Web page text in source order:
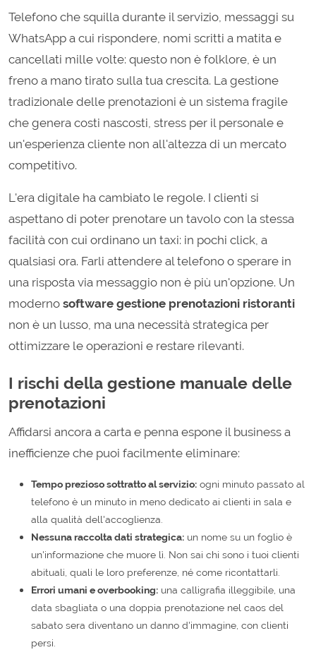
Telefono che squilla durante il servizio, messaggi su
WhatsApp a cui rispondere, nomi scritti a matita e
cancellati mille volte: questo non è folklore, è un
freno a mano tirato sulla tua crescita. La gestione
tradizionale delle prenotazioni è un sistema fragile
che genera costi nascosti, stress per il personale e
un'esperienza cliente non all'altezza di un mercato
competitivo.
L'era digitale ha cambiato le regole. I clienti si
aspettano di poter prenotare un tavolo con la stessa
facilità con cui ordinano un taxi: in pochi click, a
qualsiasi ora. Farli attendere al telefono o sperare in
una risposta via messaggio non è più un'opzione. Un
moderno software gestione prenotazioni ristoranti
non è un lusso, ma una necessità strategica per
ottimizzare le operazioni e restare rilevanti.
I rischi della gestione manuale delle
prenotazioni
Affidarsi ancora a carta e penna espone il business a
inefficienze che puoi facilmente eliminare:
Tempo prezioso sottratto al servizio: ogni minuto passato al
telefono è un minuto in meno dedicato ai clienti in sala e
alla qualità dell'accoglienza.
Nessuna raccolta dati strategica: un nome su un foglio è
un'informazione che muore lì. Non sai chi sono i tuoi clienti
abituali, quali le loro preferenze, né come ricontattarli.
Errori umani e overbooking: una calligrafia illeggibile, una
data sbagliata o una doppia prenotazione nel caos del
sabato sera diventano un danno d'immagine, con clienti
persi.